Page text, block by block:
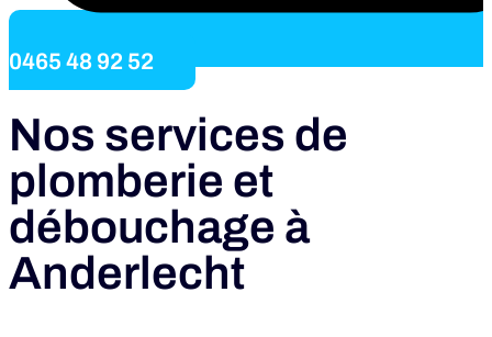
0465 48 92 52
Nos services de
plomberie et
débouchage à
Anderlecht